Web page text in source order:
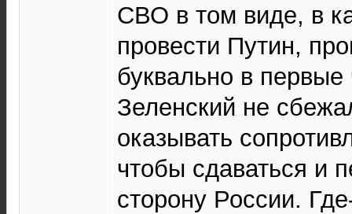
СВО в том виде, в
провести Путин,
буквально в
Зеленский не
оказывать
чтобы сдаваться и
сторону России.